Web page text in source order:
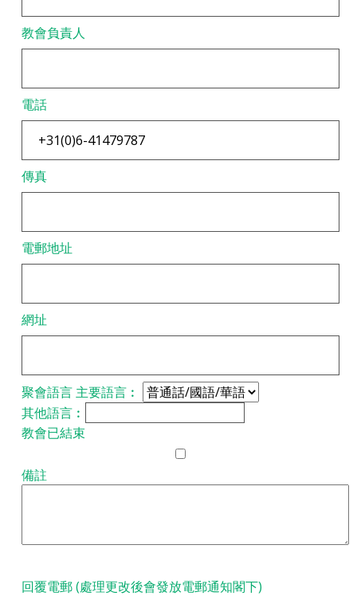
教會負責人
電話
傳真
電郵地址
網址
聚會語言 主要語言︰
其他語言︰
教會已結束
備註
回覆電郵 (處理更改後會發放電郵通知閣下)